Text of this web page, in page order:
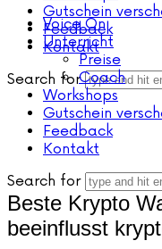
Gutschein
Feedback
Kontakt
Search for
Voice On
Unterricht
Preise
Coach
Workshops
Gutschein
Feedback
Kontakt
Search for
Beste Krypto
beeinflusst